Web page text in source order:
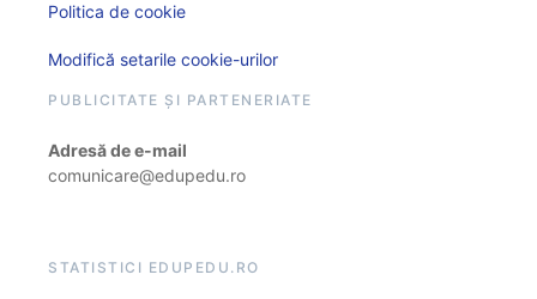
Politica de cookie
Modifică setarile cookie-urilor
PUBLICITATE ȘI PARTENERIATE
Adresă de e-mail
comunicare@edupedu.ro
STATISTICI EDUPEDU.RO